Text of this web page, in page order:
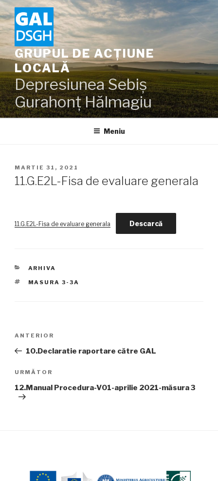
Sari
la
conținut
GRUPUL DE ACȚIUNE
LOCALĂ
Depresiunea Sebiș
Gurahonț Hălmagiu
Meniu
PUBLICAT
PE
MARTIE 31, 2021
11.G.E2L-Fisa de evaluare generala
11.G.E2L-Fisa de evaluare generala Descarcă
CATEGORII
ARHIVA
ETICHETE
MASURA 3-3A
articole
Articolul
anterior
ANTERIOR
10.Declaratie raportare către GAL
Articolul
următor
URMĂTOR
12.Manual Procedura-V01-aprilie 2021-măsura 3